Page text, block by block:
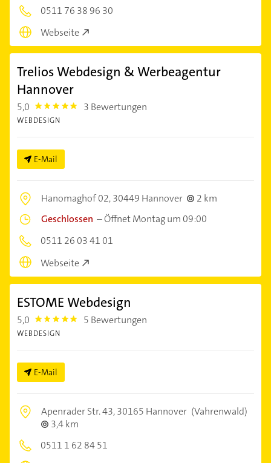
0511 76 38 96 30
Webseite
Trelios Webdesign & Werbeagentur
Hannover
5,0 5.0 3 Bewertungen
WEBDESIGN
E-Mail
Hanomaghof 02,30449 Hannover
2 km
Geschlossen –Öffnet Montag um 09:00
0511 26 03 41 01
Webseite
ESTOME Webdesign
5,0 5.0 5 Bewertungen
WEBDESIGN
E-Mail
Apenrader Str. 43,30165 Hannover (Vahrenwald)
3,4 km
0511 1 62 84 51